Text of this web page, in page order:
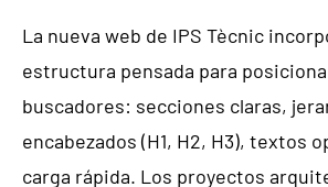
La nueva web de IPS Tècnic
estructura pensada para
buscadores: secciones claras,
encabezados (H1, H2, H3), textos
carga rápida. Los proyectos